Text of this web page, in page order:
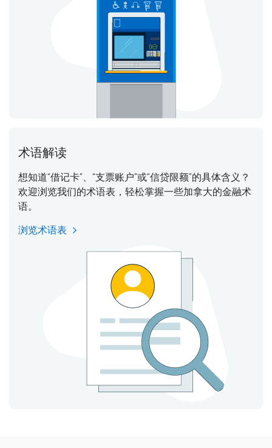
术语解读
想知道“借记卡”、“支票账户”或“信贷限额”的具体含义？
欢迎浏览我们的术语表，轻松掌握一些加拿大的金融术
语。
浏览术语表